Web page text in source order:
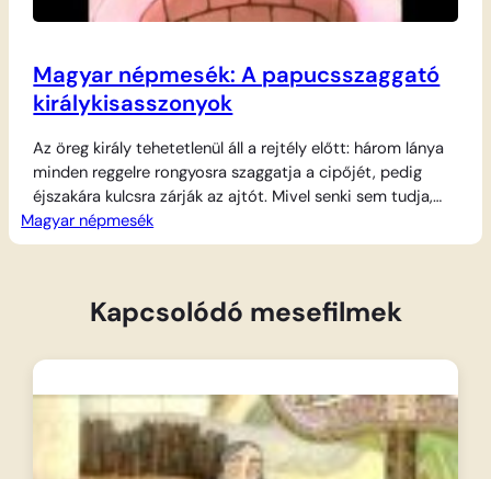
Magyar népmesék: A papucsszaggató
királykisasszonyok
Az öreg király tehetetlenül áll a rejtély előtt: három lánya
minden reggelre rongyosra szaggatja a cipőjét, pedig
éjszakára kulcsra zárják az ajtót. Mivel senki sem tudja,
merre járnak a lányok, a király annak ígéri egyikük kezét,
aki megfejti a titkot. Egy bátor juhászbojtár jelentkezik a
Magyar népmesék
Kapcsolódó mesefilmek